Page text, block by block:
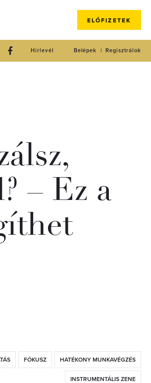
ELŐFIZETEK
Regisztrálok
Belépek
Hírlevél
– Ez a
FÓKUSZ HATÉKONY MUNKAVÉGZÉS
INSTRUMENTÁLIS ZENE